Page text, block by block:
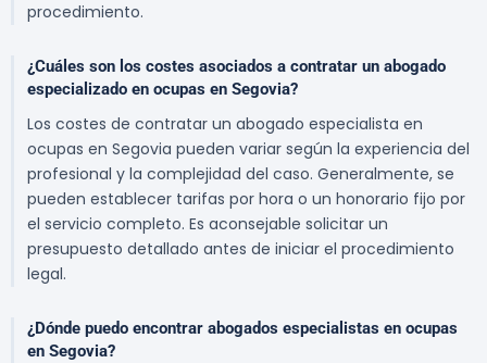
procedimiento.
¿Cuáles son los costes asociados a contratar un abogado
especializado en ocupas en Segovia?
Los costes de contratar un abogado especialista en
ocupas en Segovia pueden variar según la experiencia del
profesional y la complejidad del caso. Generalmente, se
pueden establecer tarifas por hora o un honorario fijo por
el servicio completo. Es aconsejable solicitar un
presupuesto detallado antes de iniciar el procedimiento
legal.
¿Dónde puedo encontrar abogados especialistas en ocupas
en Segovia?